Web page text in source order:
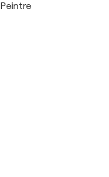
Peintre